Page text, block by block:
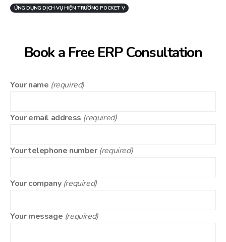
ỨNG DỤNG DỊCH VỤ HIỆN TRƯỜNG POCKET V
Book a Free ERP Consultation
Your name (required)
Your email address (required)
Your telephone number (required)
Your company (required)
Your message (required)